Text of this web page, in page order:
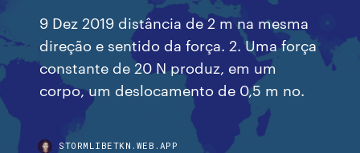
9 Dez 2019 distância de 2 m na mesma
direção e sentido da força. 2. Uma força
constante de 20 N produz, em um
corpo, um deslocamento de 0,5 m no.
STORMLIBETKN.WEB.APP